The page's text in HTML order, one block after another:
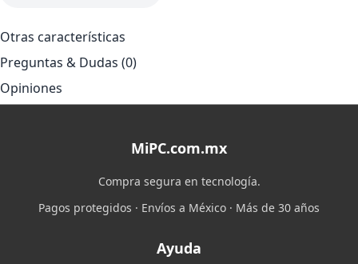
Otras características
Preguntas & Dudas (0)
Opiniones
MiPC.com.mx
Compra segura en tecnología.
Pagos protegidos · Envíos a México · Más de 30 años
Ayuda